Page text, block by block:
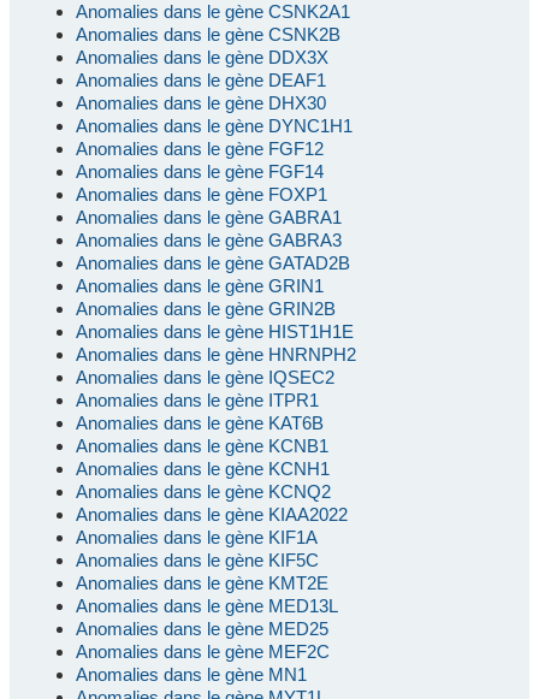
Anomalies dans le gène CSNK2A1
Anomalies dans le gène CSNK2B
Anomalies dans le gène DDX3X
Anomalies dans le gène DEAF1
Anomalies dans le gène DHX30
Anomalies dans le gène DYNC1H1
Anomalies dans le gène FGF12
Anomalies dans le gène FGF14
Anomalies dans le gène FOXP1
Anomalies dans le gène GABRA1
Anomalies dans le gène GABRA3
Anomalies dans le gène GATAD2B
Anomalies dans le gène GRIN1
Anomalies dans le gène GRIN2B
Anomalies dans le gène HIST1H1E
Anomalies dans le gène HNRNPH2
Anomalies dans le gène IQSEC2
Anomalies dans le gène ITPR1
Anomalies dans le gène KAT6B
Anomalies dans le gène KCNB1
Anomalies dans le gène KCNH1
Anomalies dans le gène KCNQ2
Anomalies dans le gène KIAA2022
Anomalies dans le gène KIF1A
Anomalies dans le gène KIF5C
Anomalies dans le gène KMT2E
Anomalies dans le gène MED13L
Anomalies dans le gène MED25
Anomalies dans le gène MEF2C
Anomalies dans le gène MN1